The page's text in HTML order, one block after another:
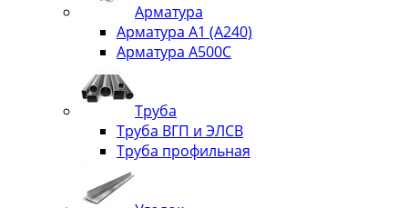
Арматура
Арматура А1 (А240)
Арматура А500С
Труба
Труба ВГП и ЭЛСВ
Труба профильная